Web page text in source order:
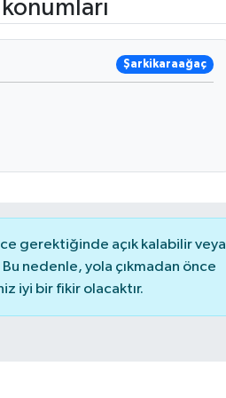
Şarkikaraağaç
gerektiğinde açık kalabilir veya
nedenle, yola çıkmadan önce
iyi bir fikir olacaktır.